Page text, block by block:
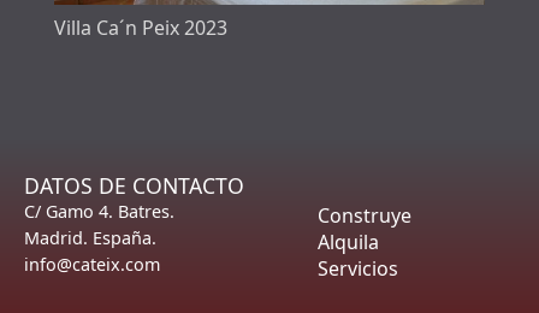
Villa Ca´n Peix 2023
DATOS DE CONTACTO
C/ Gamo 4. Batres.
Madrid. España.
info@cateix.com

Construye
P
Alquila
P
Servicios